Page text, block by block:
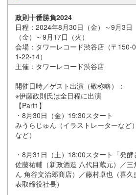
政則十番勝負2024
日程：2024年8月30日（金）～9月3日
（金）～9月17日（火）
会場：タワーレコード渋谷店（〒150-
1-22-14）
主催：タワーレコード渋谷店
開催日時／ゲスト出演（敬称略）：
※伊藤政則氏は全日程に出演
【Part1】
・8月30日（金）19:30スタート
みうらじゅん（イラストレーターなど
など）
・8月31日（土）18:00スタート「発酵
佐藤祐輔（新政酒造 八代目蔵元）／三
ん 角谷文治郎商店）／藤村卓也（喜
表取締役社長）